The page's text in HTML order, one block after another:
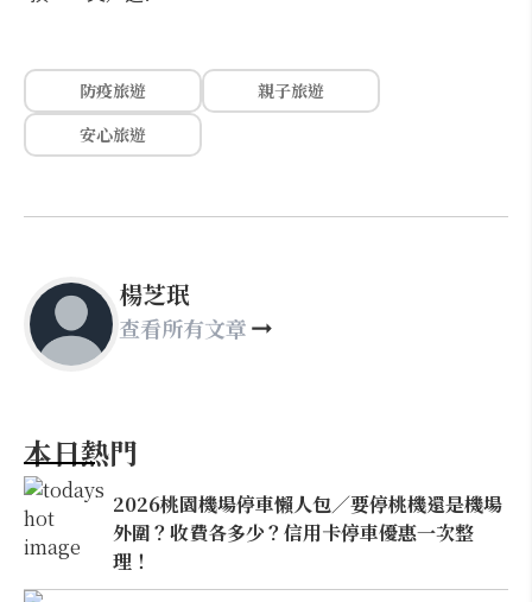
防疫旅遊
親子旅遊
安心旅遊
楊芝珉
查看所有文章
本日熱門
2026桃園機場停車懶人包／要停桃機還是機場
外圍？收費各多少？信用卡停車優惠一次整
理！